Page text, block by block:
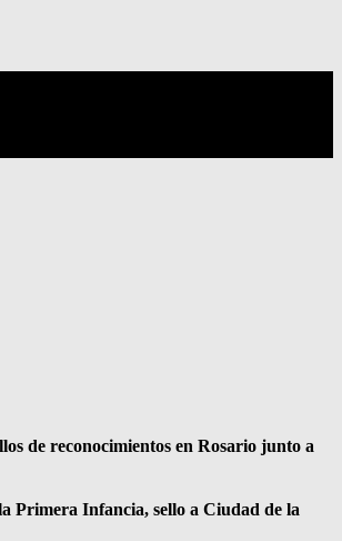
de reconocimientos en Rosario junto a
Primera Infancia, sello a Ciudad de la